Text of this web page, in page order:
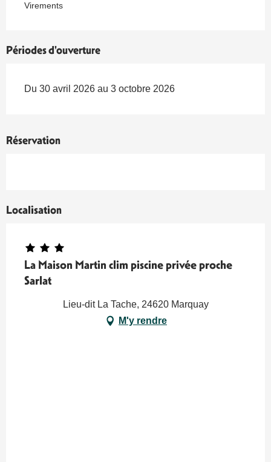
Virements
Périodes d'ouverture
Du 30 avril 2026 au 3 octobre 2026
Réservation
Localisation
La Maison Martin clim piscine privée proche
Sarlat
Lieu-dit La Tache, 24620 Marquay
M'y rendre